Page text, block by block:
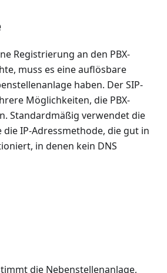
Registrierung an den PBX-
muss es eine auflösbare
haben. Der SIP-
Möglichkeiten, die PBX-
Standardmäßig verwendet die
die IP-Adressmethode, die gut in
in denen kein DNS
die Nebenstellenanlage,